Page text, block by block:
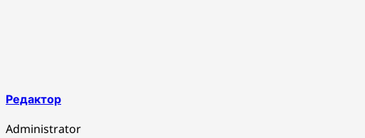
Редактор
Administrator